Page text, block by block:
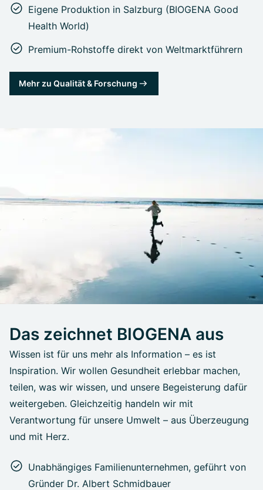
Eigene Produktion in Salzburg (BIOGENA Good
Health World)
Premium-Rohstoffe direkt von Weltmarktführern
Mehr zu Qualität & Forschung
Das zeichnet BIOGENA aus
Wissen ist für uns mehr als Information – es ist
Inspiration. Wir wollen Gesundheit erlebbar machen,
teilen, was wir wissen, und unsere Begeisterung dafür
weitergeben. Gleichzeitig handeln wir mit
Verantwortung für unsere Umwelt – aus Überzeugung
und mit Herz.
Unabhängiges Familienunternehmen, geführt von
Gründer Dr. Albert Schmidbauer